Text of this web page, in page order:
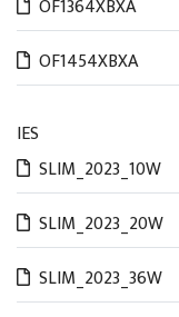
OF1364XBXA
OF1454XBXA
IES
SLIM_2023_10W
SLIM_2023_20W
SLIM_2023_36W